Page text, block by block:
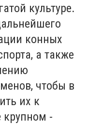
культуре.
конных
а также
чтобы в
их к
крупном -